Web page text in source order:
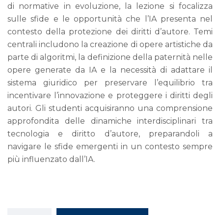
di normative in evoluzione, la lezione si focalizza
sulle sfide e le opportunità che l’IA presenta nel
contesto della protezione dei diritti d’autore. Temi
centrali includono la creazione di opere artistiche da
parte di algoritmi, la definizione della paternità nelle
opere generate da IA e la necessità di adattare il
sistema giuridico per preservare l’equilibrio tra
incentivare l’innovazione e proteggere i diritti degli
autori. Gli studenti acquisiranno una comprensione
approfondita delle dinamiche interdisciplinari tra
tecnologia e diritto d’autore, preparandoli a
navigare le sfide emergenti in un contesto sempre
più influenzato dall’IA.